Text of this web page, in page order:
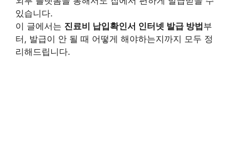
있습니다.
이 글에서는 진료비 납입확인서 인터넷 발급 방법부
터, 발급이 안 될 때 어떻게 해야하는지까지 모두 정
리해드립니다.